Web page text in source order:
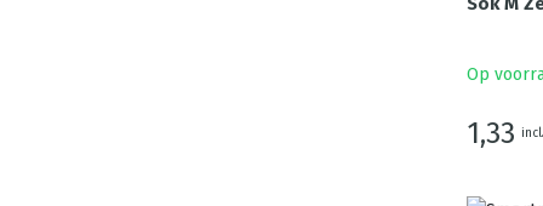
Op
1,33